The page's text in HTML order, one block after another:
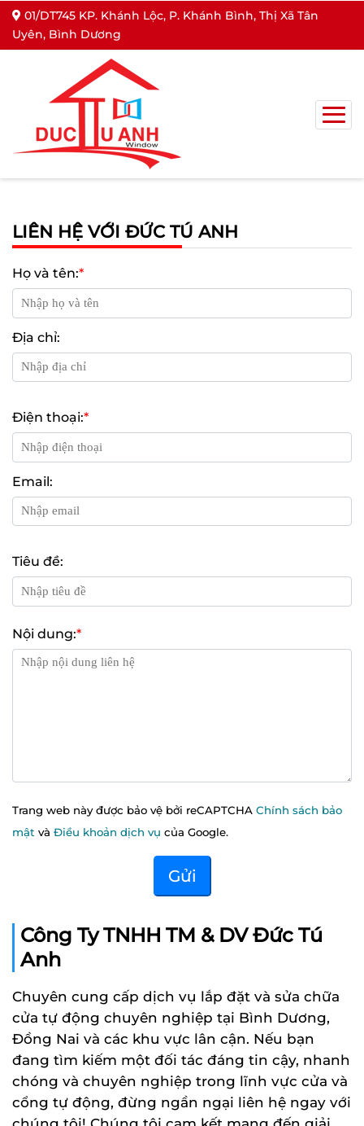
01/DT745 KP. Khánh Lộc, P. Khánh Bình, Thị Xã Tân
Uyên, Bình Dương
LIÊN HỆ VỚI ĐỨC TÚ ANH
Họ và tên:*
Địa chỉ:
Điện thoại:*
Email:
Tiêu đề:
Nội dung:*
Trang web này được bảo vệ bởi reCAPTCHA Chính sách bảo
mật và Điều khoản dịch vụ của Google.
Công Ty TNHH TM & DV Đức Tú
Anh
Chuyên cung cấp dịch vụ lắp đặt và sửa chữa
cửa tự động chuyên nghiệp tại Bình Dương,
Đồng Nai và các khu vực lân cận. Nếu bạn
đang tìm kiếm một đối tác đáng tin cậy, nhanh
chóng và chuyên nghiệp trong lĩnh vực cửa và
cổng tự động, đừng ngần ngại liên hệ ngay với